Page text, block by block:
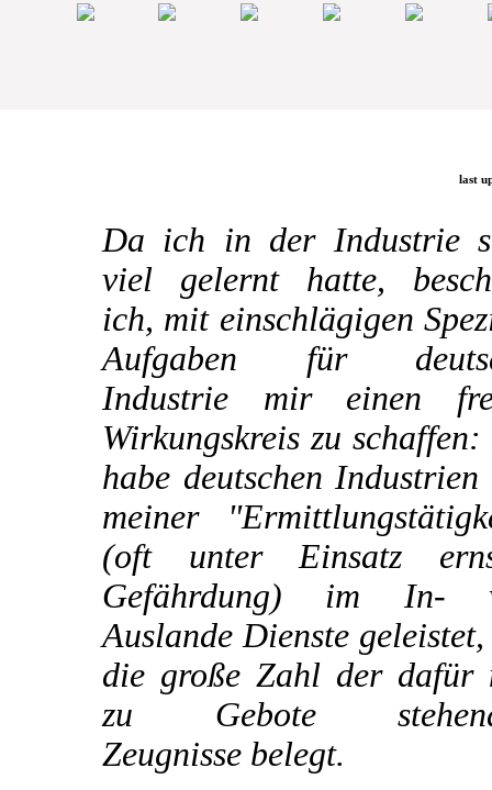
last
Da ich in der Industrie
viel gelernt hatte,
ich, mit einschlägigen
Aufgaben für
Industrie mir einen
Wirkungskreis zu
habe deutschen
meiner
(oft unter Einsatz
Gefährdung) im In-
Auslande Dienste
die große Zahl der dafür
zu Gebote
Zeugnisse belegt.